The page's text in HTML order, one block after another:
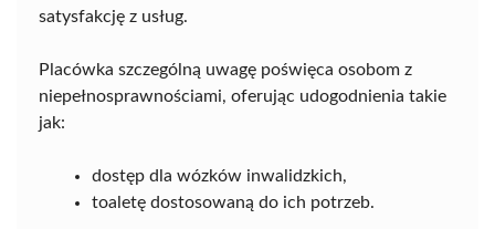
satysfakcję z usług.
Placówka szczególną uwagę poświęca osobom z
niepełnosprawnościami, oferując udogodnienia takie
jak:
dostęp dla wózków inwalidzkich,
toaletę dostosowaną do ich potrzeb.